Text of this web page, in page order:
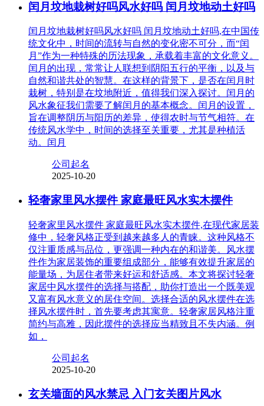
闰月坟地栽树好吗风水好吗 闰月坟地动土好吗
闰月坟地栽树好吗风水好吗 闰月坟地动土好吗,在中国传
统文化中，时间的流转与自然的变化密不可分，而“闰
月”作为一种特殊的历法现象，承载着丰富的文化意义。
闰月的出现，常常让人联想到阴阳五行的平衡，以及与
自然和谐共处的智慧。在这样的背景下，是否在闰月时
栽树，特别是在坟地附近，值得我们深入探讨。闰月的
风水象征我们需要了解闰月的基本概念。闰月的设置，
旨在调整阴历与阳历的差异，使得农时与节气相符。在
传统风水学中，时间的选择至关重要，尤其是种植活
动。闰月
公司起名
2025-10-20
轻奢家里风水摆件 家庭最旺风水实木摆件
轻奢家里风水摆件 家庭最旺风水实木摆件,在现代家居装
修中，轻奢风格正受到越来越多人的青睐。这种风格不
仅注重质感与品位，更强调一种内在的和谐美。风水摆
件作为家居装饰的重要组成部分，能够有效提升家居的
能量场，为居住者带来好运和舒适感。本文将探讨轻奢
家居中风水摆件的选择与搭配，助你打造出一个既美观
又富有风水意义的居住空间。选择合适的风水摆件在选
择风水摆件时，首先要考虑其寓意。轻奢家居风格注重
简约与高雅，因此摆件的选择应当精致且不失内涵。例
如，
公司起名
2025-10-20
玄关墙面的风水禁忌 入门玄关图片风水